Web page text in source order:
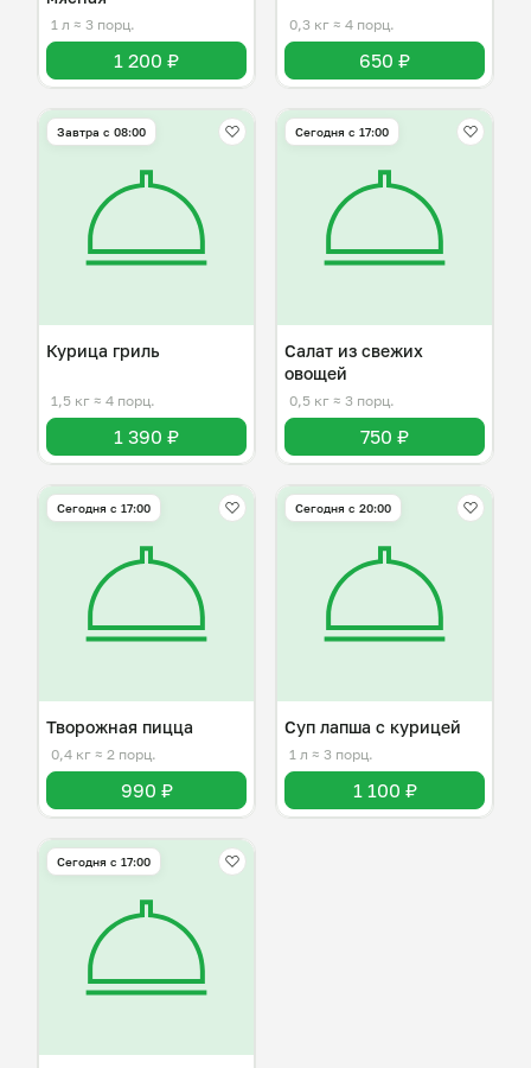
1 л ≈ 3 порц.
1 200 ₽
0,3 кг ≈ 4 порц.
650 ₽
Завтра c 08:00
Курица гриль
1,5 кг ≈ 4 порц.
1 390 ₽
Сегодня с 17:00
Салат из свежих
овощей
0,5 кг ≈ 3 порц.
750 ₽
Сегодня с 17:00
Творожная пицца
0,4 кг ≈ 2 порц.
990 ₽
Сегодня с 20:00
Суп лапша с курицей
1 л ≈ 3 порц.
1 100 ₽
Сегодня с 17:00